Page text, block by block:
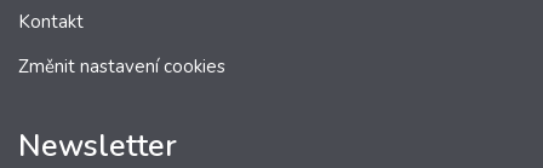
Kontakt
Změnit nastavení cookies
Newsletter